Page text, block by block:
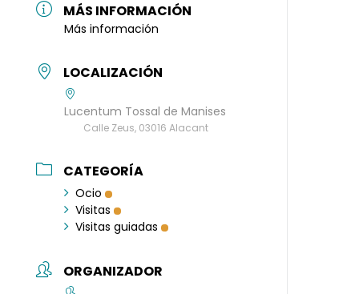
MÁS INFORMACIÓN
Más información
LOCALIZACIÓN
Lucentum Tossal de Manises
Calle Zeus, 03016 Alacant
CATEGORÍA
Ocio
Visitas
Visitas guiadas
ORGANIZADOR